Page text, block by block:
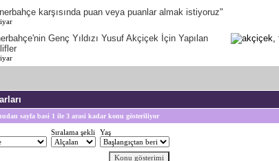
karşısında puan veya puanlar almak istiyoruz"
Genç Yıldızı Yusuf Akçiçek İçin Yapılan
sayfa basi 1 ile 3 arasi kadar konu gösteriliyor
Sıralama şekli Yaş